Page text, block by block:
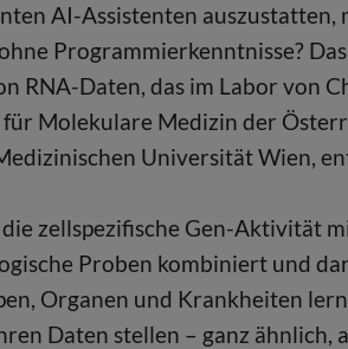
AI-Assistenten auszustatten,
Programmierkenntnisse?
RNA-Daten, das im Labor von
Molekulare Medizin der
Universität Wien,
zellspezifische Gen-Aktivität
Proben kombiniert und
Organen und Krankheiten
Daten stellen – ganz ähnlich,